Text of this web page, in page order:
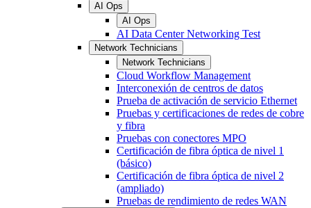
AI Ops
AI Ops
AI Data Center Networking Test
Network Technicians
Network Technicians
Cloud Workflow Management
Interconexión de centros de datos
Prueba de activación de servicio Ethernet
Pruebas y certificaciones de redes de cobre
y fibra
Pruebas con conectores MPO
Certificación de fibra óptica de nivel 1
(básico)
Certificación de fibra óptica de nivel 2
(ampliado)
Pruebas de rendimiento de redes WAN